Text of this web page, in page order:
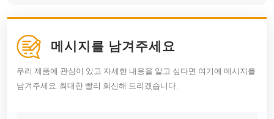
메시지를 남겨주세요
우리 제품에 관심이 있고 자세한 내용을 알고 싶다면 여기에 메시지를
남겨주세요. 최대한 빨리 회신해 드리겠습니다.